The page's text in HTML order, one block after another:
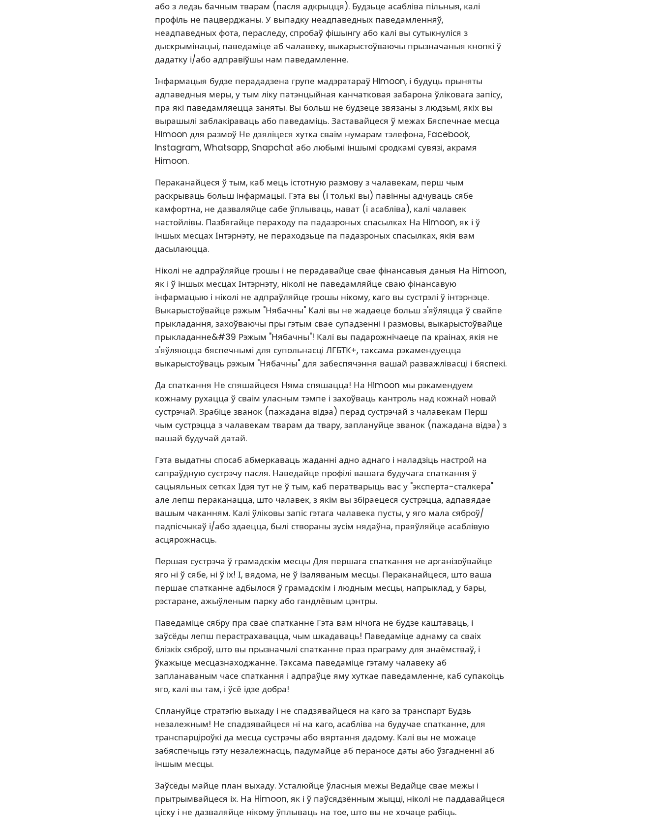
або з ледзь бачным тварам (пасля адкрыцця). Будзьце асабліва пільныя, калі
профіль не пацверджаны. У выпадку неадпаведных паведамленняў,
неадпаведных фота, пераследу, спробаў фішынгу або калі вы сутыкнуліся з
дыскрымінацыі, паведаміце аб чалавеку, выкарыстоўваючы прызначаныя кнопкі ў
дадатку і/або адправіўшы нам паведамленне.
Інфармацыя будзе перададзена групе мадэратараў Himoon, і будуць прыняты
адпаведныя меры, у тым ліку патэнцыйная канчатковая забарона ўліковага запісу,
пра які паведамляецца заняты. Вы больш не будзеце звязаны з людзьмі, якіх вы
вырашылі заблакіраваць або паведаміць. Заставайцеся ў межах Бяспечнае месца
Himoon для размоў Не дзяліцеся хутка сваім нумарам тэлефона, Facebook,
Instagram, Whatsapp, Snapchat або любымі іншымі сродкамі сувязі, акрамя
Himoon.
Пераканайцеся ў тым, каб мець істотную размову з чалавекам, перш чым
раскрываць больш інфармацыі. Гэта вы (і толькі вы) павінны адчуваць сябе
камфортна, не дазваляйце сабе ўплываць, нават (і асабліва), калі чалавек
настойлівы. Пазбягайце пераходу па падазроных спасылках На Himoon, як і ў
іншых месцах Інтэрнэту, не пераходзьце па падазроных спасылках, якія вам
дасылаюцца.
Ніколі не адпраўляйце грошы і не перадавайце свае фінансавыя даныя На Himoon,
як і ў іншых месцах Інтэрнэту, ніколі не паведамляйце сваю фінансавую
інфармацыю і ніколі не адпраўляйце грошы нікому, каго вы сустрэлі ў інтэрнэце.
Выкарыстоўвайце рэжым "Нябачны" Калі вы не жадаеце больш з'яўляцца ў свайпе
прыкладання, захоўваючы пры гэтым свае супадзенні і размовы, выкарыстоўвайце
прыкладанне&#39 Рэжым "Нябачны"! Калі вы падарожнічаеце па краінах, якія не
з'яўляюцца бяспечнымі для супольнасці ЛГБТК+, таксама рэкамендуецца
выкарыстоўваць рэжым "Нябачны" для забеспячэння вашай разважлівасці і бяспекі.
Да спаткання Не спяшайцеся Няма спяшацца! На Himoon мы рэкамендуем
кожнаму рухацца ў сваім уласным тэмпе і захоўваць кантроль над кожнай новай
сустрэчай. Зрабіце званок (пажадана відэа) перад сустрэчай з чалавекам Перш
чым сустрэцца з чалавекам тварам да твару, заплануйце званок (пажадана відэа) з
вашай будучай датай.
Гэта выдатны спосаб абмеркаваць жаданні адно аднаго і наладзіць настрой на
сапраўдную сустрэчу пасля. Наведайце профілі вашага будучага спаткання ў
сацыяльных сетках Ідэя тут не ў тым, каб ператварыць вас у "эксперта-сталкера"
але лепш пераканацца, што чалавек, з якім вы збіраецеся сустрэцца, адпавядае
вашым чаканням. Калі ўліковы запіс гэтага чалавека пусты, у яго мала сяброў/
падпісчыкаў і/або здаецца, былі створаны зусім нядаўна, праяўляйце асаблівую
асцярожнасць.
Першая сустрэча ў грамадскім месцы Для першага спаткання не арганізоўвайце
яго ні ў сябе, ні ў іх! І, вядома, не ў ізаляваным месцы. Пераканайцеся, што ваша
першае спатканне адбылося ў грамадскім і людным месцы, напрыклад, у бары,
рэстаране, ажыўленым парку або гандлёвым цэнтры.
Паведаміце сябру пра сваё спатканне Гэта вам нічога не будзе каштаваць, і
заўсёды лепш перастрахавацца, чым шкадаваць! Паведаміце аднаму са сваіх
блізкіх сяброў, што вы прызначылі спатканне праз праграму для знаёмстваў, і
ўкажыце месцазнаходжанне. Таксама паведаміце гэтаму чалавеку аб
запланаваным часе спаткання і адпраўце яму хуткае паведамленне, каб супакоіць
яго, калі вы там, і ўсё ідзе добра!
Сплануйце стратэгію выхаду і не спадзявайцеся на каго за транспарт Будзь
незалежным! Не спадзявайцеся ні на каго, асабліва на будучае спатканне, для
транспарціроўкі да месца сустрэчы або вяртання дадому. Калі вы не можаце
забяспечыць гэту незалежнасць, падумайце аб пераносе даты або ўзгадненні аб
іншым месцы.
Заўсёды майце план выхаду. Усталюйце ўласныя межы Ведайце свае межы і
прытрымвайцеся іх. На Himoon, як і ў паўсядзённым жыцці, ніколі не паддавайцеся
ціску і не дазваляйце нікому ўплываць на тое, што вы не хочаце рабіць.